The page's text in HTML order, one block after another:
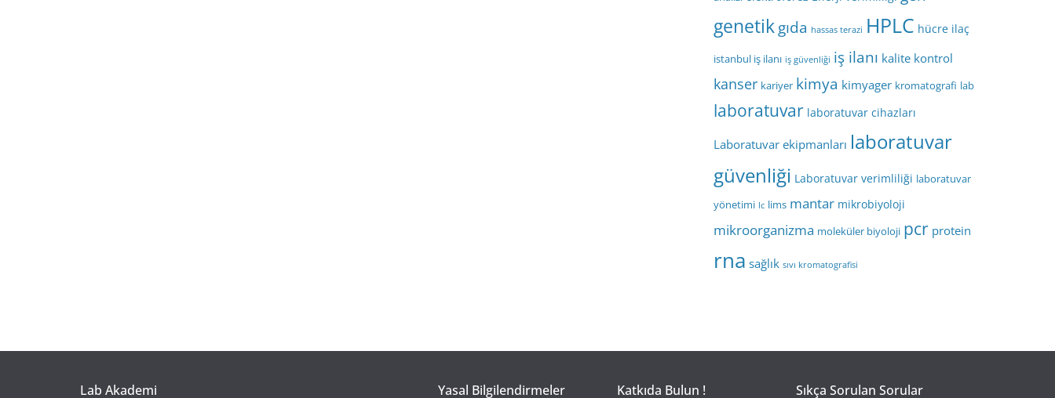
genetikgıda hassas terazi HPLC hücre ilaç
istanbul iş ilanı iş güvenliği iş ilanı kalite kontrol
kanser kariyer kimya kimyager kromatografi lab
laboratuvar laboratuvar cihazları
Laboratuvar ekipmanları laboratuvar
güvenliği Laboratuvar verimliliği laboratuvar
yönetimi lc lims mantar mikrobiyoloji
mikroorganizma moleküler biyoloji pcr protein
rna sağlık sıvı kromatografisi
Lab Akademi Yasal Bilgilendirmeler Katkıda Bulun ! Sıkça Sorulan Sorular